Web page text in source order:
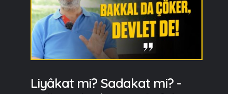
Liyâkat mi? Sadakat mi? -